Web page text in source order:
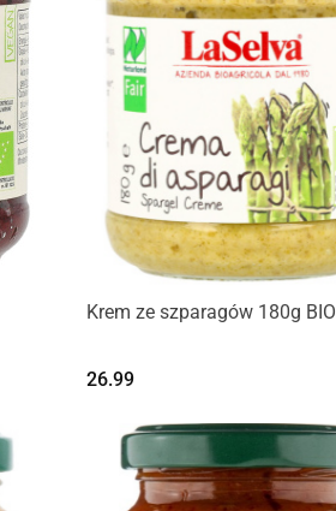
Krem ze szparagów 180g BIO
26.99